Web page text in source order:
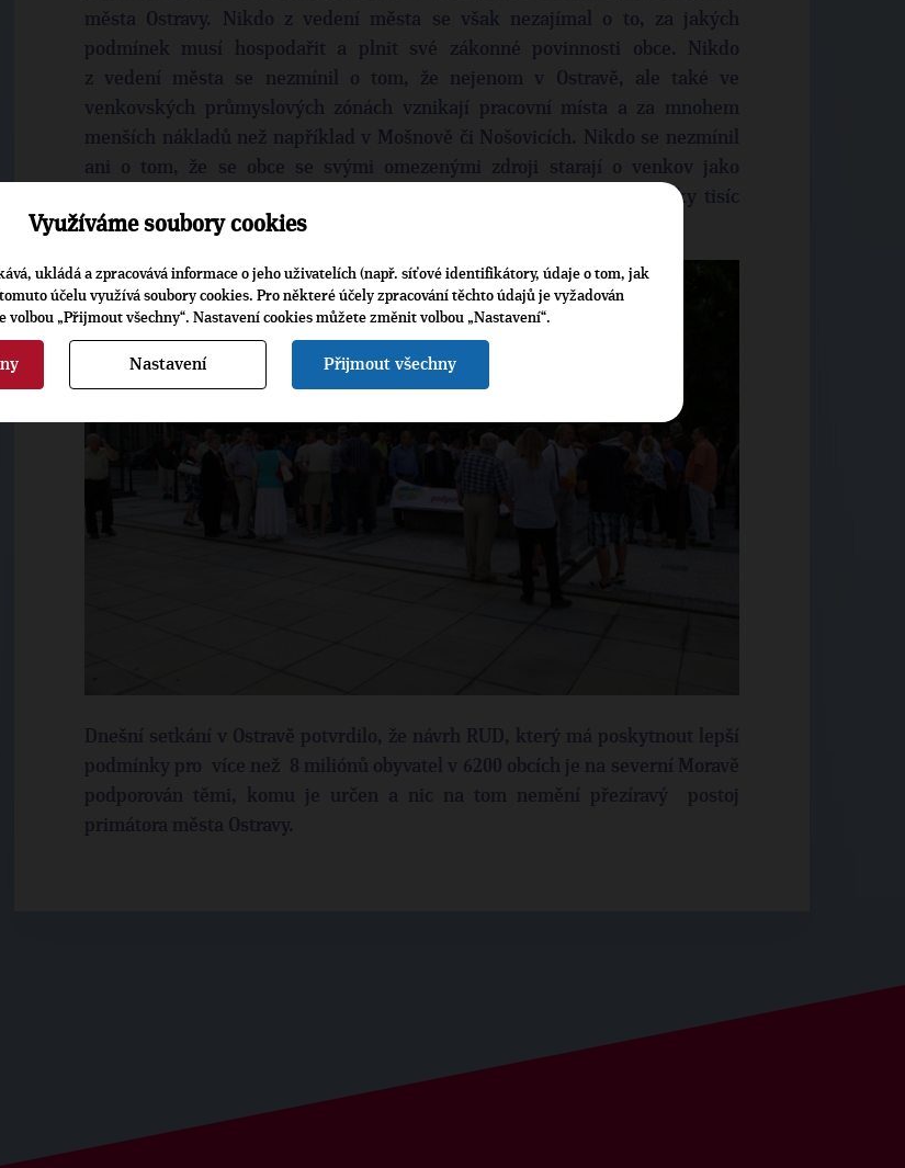
města Ostravy. Nikdo z vedení města se však nezajímal o to, za jakých
podmínek musí hospodařit a plnit své zákonné povinnosti obce. Nikdo
z vedení města se nezmínil o tom, že nejenom v Ostravě, ale také ve
venkovských průmyslových zónách vznikají pracovní místa a za mnohem
menších nákladů než například v Mošnově či Nošovicích. Nikdo se nezmínil
ani o tom, že se obce se svými omezenými zdroji starají o venkov jako
o prostor, kam pravidelně směřují za sportem či rekreací také desítky tisíc
obyvatel Ostravy a dalších měst našeho kraje.
Dnešní setkání v Ostravě potvrdilo, že návrh RUD, který má poskytnout lepší
podmínky pro více než 8 miliónů obyvatel v 6200 obcích je na severní Moravě
podporován těmi, komu je určen a nic na tom nemění přezíravý postoj
primátora města Ostravy.
Využíváme soubory cookies
ukládá a zpracovává informace o jeho uživatelích (např. síťové identifikátory, údaje o tom, jak
účelu využívá soubory cookies. Pro některé účely zpracování těchto údajů je vyžadován
„Přijmout všechny“. Nastavení cookies můžete změnit volbou „Nastavení“.
Nastavení Přijmout všechny